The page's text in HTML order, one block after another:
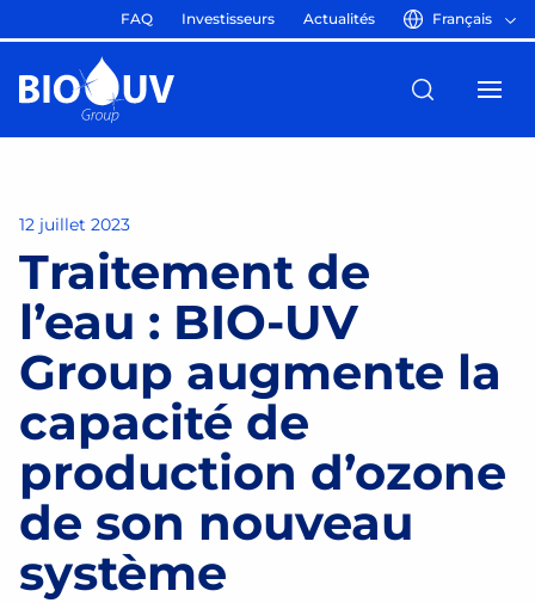
FAQ Investisseurs Actualités Français
12 juillet 2023
Traitement de
l’eau : BIO-UV
Group augmente la
capacité de
production d’ozone
de son nouveau
système